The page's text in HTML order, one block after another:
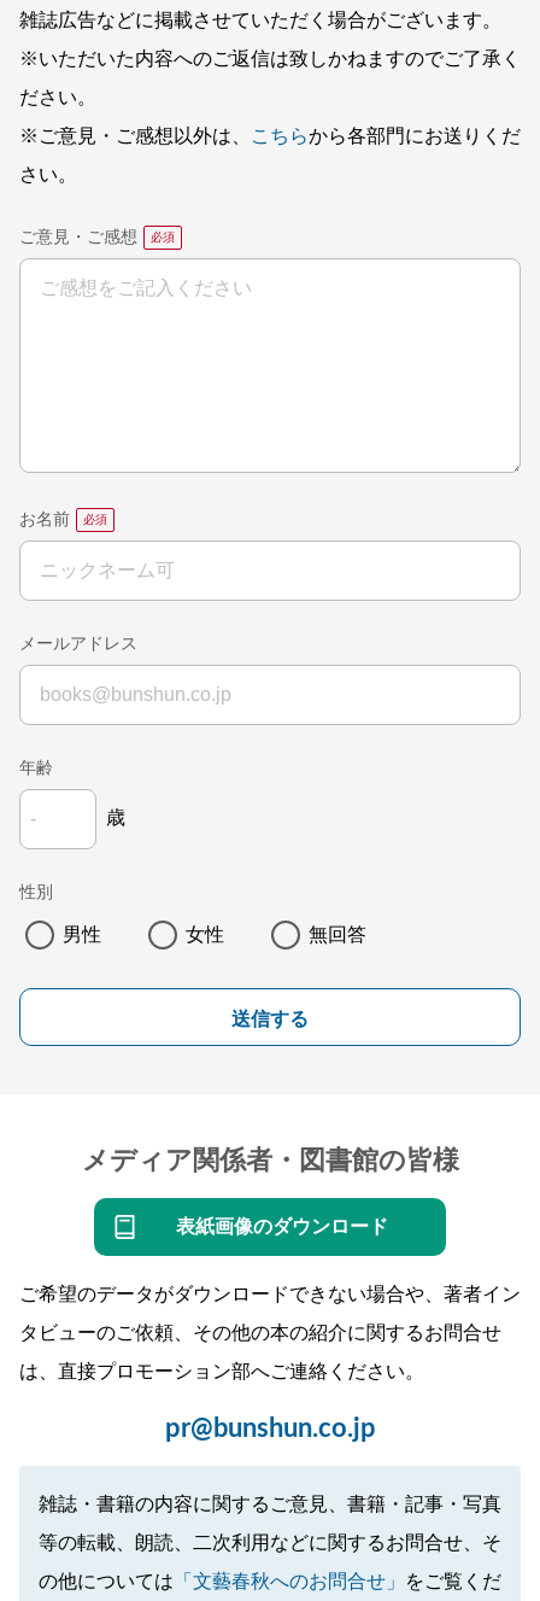
雑誌広告などに掲載させていただく場合がございます。
※いただいた内容へのご返信は致しかねますのでご了承く
ださい。
※ご意見・ご感想以外は、
こちらから各部門にお送りくだ
さい。
ご意見・ご感想
お名前
メールアドレス
年齢
歳
性別
男性 女性 無回答
送信する
メディア関係者・図書館の皆様
表紙画像のダウンロード
ご希望のデータがダウンロードできない場合や、著者イン
タビューのご依頼、その他の本の紹介に関するお問合せ
は、直接プロモーション部へご連絡ください。
pr@bunshun.co.jp
雑誌・書籍の内容に関するご意見、書籍・記事・写真
等の転載、朗読、二次利用などに関するお問合せ、そ
の他については 「文藝春秋へのお問合せ」 をご覧くだ